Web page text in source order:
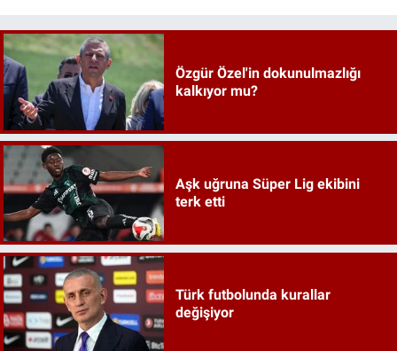
Özgür Özel'in dokunulmazlığı
kalkıyor mu?
Aşk uğruna Süper Lig ekibini
terk etti
Türk futbolunda kurallar
değişiyor